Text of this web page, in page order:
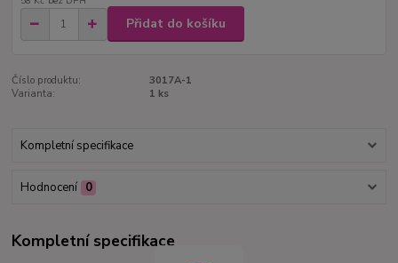
Přidat do košíku
Číslo produktu:
3017A-1
Varianta:
1 ks
Kompletní specifikace
Hodnocení 0
Kompletní specifikace